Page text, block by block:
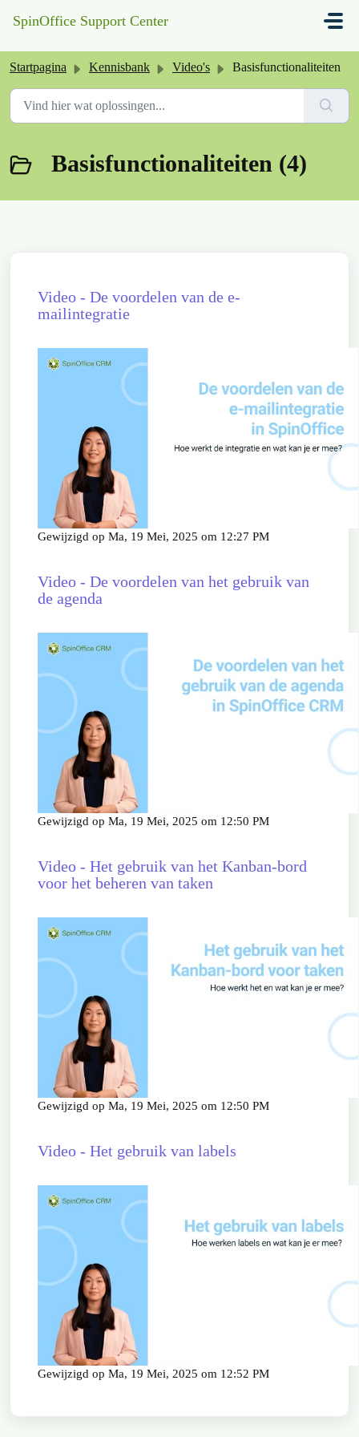
SpinOffice Support Center
Startpagina Kennisbank Video's Basisfunctionaliteiten
Basisfunctionaliteiten (4)
Video - De voordelen van de e-
mailintegratie
Gewijzigd op Ma, 19 Mei, 2025 om 12:27 PM
Video - De voordelen van het gebruik van
de agenda
Gewijzigd op Ma, 19 Mei, 2025 om 12:50 PM
Video - Het gebruik van het Kanban-bord
voor het beheren van taken
Gewijzigd op Ma, 19 Mei, 2025 om 12:50 PM
Video - Het gebruik van labels
Gewijzigd op Ma, 19 Mei, 2025 om 12:52 PM